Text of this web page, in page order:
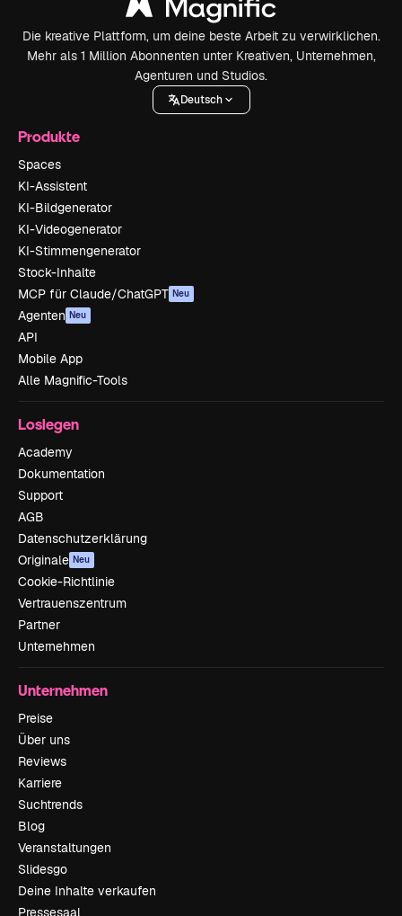
Die kreative Plattform, um deine beste Arbeit zu verwirklichen.
Mehr als 1 Million Abonnenten unter Kreativen, Unternehmen,
Agenturen und Studios.
Deutsch
Produkte
Spaces
KI-Assistent
KI-Bildgenerator
KI-Videogenerator
KI-Stimmengenerator
Stock-Inhalte
MCP für Claude/ChatGPT Neu
Agenten Neu
API
Mobile App
Alle Magnific-Tools
Loslegen
Academy
Dokumentation
Support
AGB
Datenschutzerklärung
Originale Neu
Cookie-Richtlinie
Vertrauenszentrum
Partner
Unternehmen
Unternehmen
Preise
Über uns
Reviews
Karriere
Suchtrends
Blog
Veranstaltungen
Slidesgo
Deine Inhalte verkaufen
Pressesaal